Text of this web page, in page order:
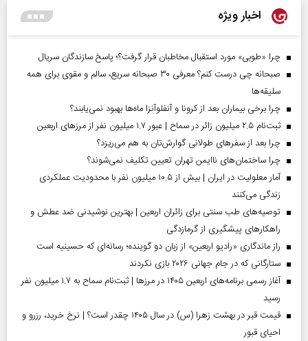
اخبار ویژه
چرا «طوبی» مورد استقبال مخاطبان قرار گرفت؟؛ پاسخ سازندگان سریال
صبحانه چی درست کنم؟ معرفی ۳۰ صبحانه سریع، سالم و مقوی برای همه
سلیقه‌ها
چرا برخی بیماران بعد از کرونا و آنفلوآنزا ماه‌ها بهبود نمی‌یابند؟
ثبت‌نام ۲.۵ میلیون زائر در سماح | عبور ۱.۷ میلیون نفر از مرز‌های اربعین
چرا بعد از سفرهای طولانی گوارش‌تان به هم می‌ریزد؟
چرا ساختمان‌های ناایمن تهران تعیین تکلیف نمی‌شوند؟
آمار معلولیت در ایران | بیش از ۱۰.۵ میلیون نفر با محدودیت عملکردی
زندگی می‌کنند
توصیه‌های طب سنتی برای زائران اربعین | بهترین نوشیدنی ضد عطش و
راهکارهای پیشگیری از گرمازدگی
راز ماندگاری «رادیو اربعین» از زبان دو گوینده؛ رسانه‌ای که حسینیه است
ستارگانی که در جام جهانی ۲۰۲۶ بازی نکردند
آغاز رسمی برنامه‌های اربعین ۱۴۰۵ در مرز‌ها | ثبت‌نام سماح به ۱.۷ میلیون نفر
رسید
قیمت قبر در بهشت زهرا (س) در سال ۱۴۰۵ چقدر است؟ | نرخ خرید، رزرو و
احیای قبور